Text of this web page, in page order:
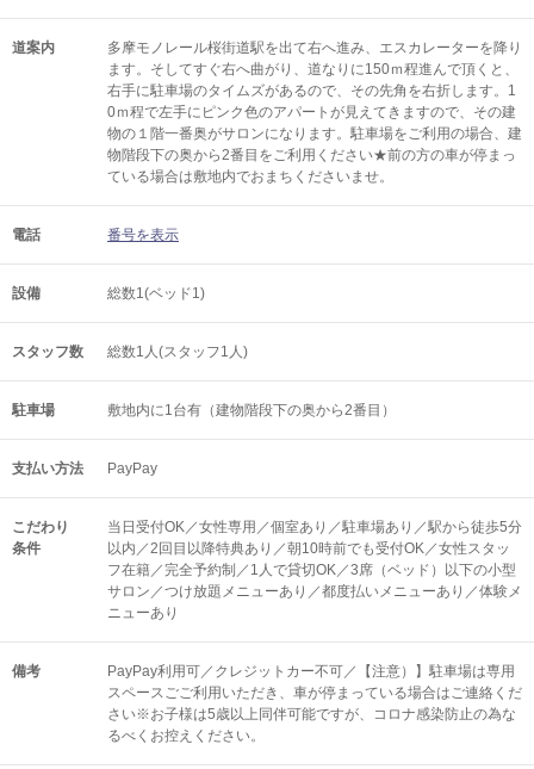
道案内
多摩モノレール桜街道駅を出て右へ進み、エスカレーターを降り
ます。そしてすぐ右へ曲がり、道なりに150ｍ程進んで頂くと、
右手に駐車場のタイムズがあるので、その先角を右折します。1
0ｍ程で左手にピンク色のアパートが見えてきますので、その建
物の１階一番奥がサロンになります。駐車場をご利用の場合、建
物階段下の奥から2番目をご利用ください★前の方の車が停まっ
ている場合は敷地内でおまちくださいませ。
電話 番号を表示
設備 総数1(ベッド1)
スタッフ数 総数1人(スタッフ1人)
駐車場 敷地内に1台有（建物階段下の奥から2番目）
支払い方法 PayPay
こだわり
条件
当日受付OK／女性専用／個室あり／駐車場あり／駅から徒歩5分
以内／2回目以降特典あり／朝10時前でも受付OK／女性スタッ
フ在籍／完全予約制／1人で貸切OK／3席（ベッド）以下の小型
サロン／つけ放題メニューあり／都度払いメニューあり／体験メ
ニューあり
備考
PayPay利用可／クレジットカー不可／【注意）】駐車場は専用
スペースごご利用いただき、車が停まっている場合はご連絡くだ
さい※お子様は5歳以上同伴可能ですが、コロナ感染防止の為な
るべくお控えください。